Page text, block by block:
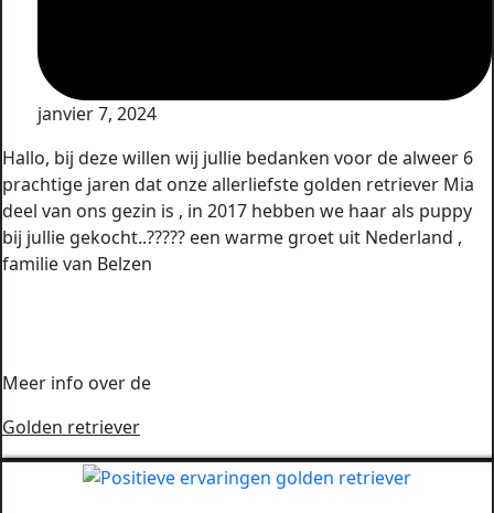
janvier 7, 2024
Hallo, bij deze willen wij jullie bedanken voor de alweer 6
prachtige jaren dat onze allerliefste golden retriever Mia
deel van ons gezin is , in 2017 hebben we haar als puppy
bij jullie gekocht..????? een warme groet uit Nederland ,
familie van Belzen
Meer info over de
Golden retriever